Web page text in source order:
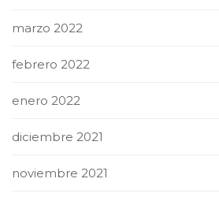
marzo 2022
febrero 2022
enero 2022
diciembre 2021
noviembre 2021